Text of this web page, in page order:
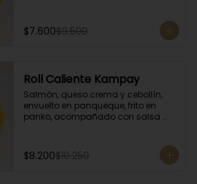
$7.600$9.500
Roll Caliente Kampay
Salmón, queso crema y cebollín,
envuelto en panqueque, frito en
panko, acompañado con salsa
$8.200$10.250